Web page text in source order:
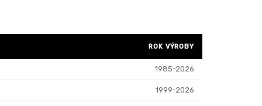
ROK VÝROBY
1985-2026
1999-2026